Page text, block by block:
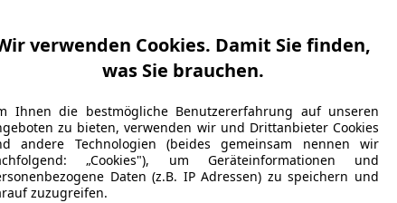
verwenden Cookies. Damit Sie finden,
was Sie brauchen.
Ihnen die bestmögliche Benutzererfahrung auf unseren
zu bieten, verwenden wir und Drittanbieter Cookies
andere Technologien (beides gemeinsam nennen wir
„Cookies"), um Geräteinformationen und
Daten (z.B. IP Adressen) zu speichern und
zuzugreifen.